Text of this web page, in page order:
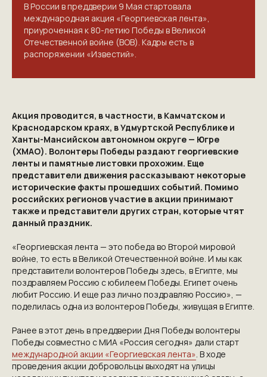
В России в преддверии 9 Мая стартовала
международная акция «Георгиевская лента»,
приуроченная к 80-летию Победы в Великой
Отечественной войне (ВОВ). Кадры есть в
распоряжении «Известий».
Акция проводится, в частности, в Камчатском и
Краснодарском краях, в Удмуртской Республике и
Ханты-Мансийском автономном округе — Югре
(ХМАО). Волонтеры Победы раздают георгиевские
ленты и памятные листовки прохожим. Еще
представители движения рассказывают некоторые
исторические факты прошедших событий. Помимо
российских регионов участие в акции принимают
также и представители других стран, которые чтят
данный праздник.
«Георгиевская лента — это победа во Второй мировой
войне, то есть в Великой Отечественной войне. И мы как
представители волонтеров Победы здесь, в Египте, мы
поздравляем Россию с юбилеем Победы. Египет очень
любит Россию. И еще раз лично поздравляю Россию», —
поделилась одна из волонтеров Победы, живущая в Египте.
Ранее в этот день в преддверии Дня Победы волонтеры
Победы совместно с МИА «Россия сегодня» дали старт
международной акции «Георгиевская лента». В ходе
проведения акции добровольцы выходят на улицы
КОНТАКТЫ
ПРИГЛАШАЕМ ВАС
ПРИНЯТЬ УЧАСТИЕ В
ПРОЕКТЕ
VICTORYDAY80.RU